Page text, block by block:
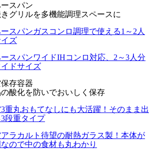
スパン
グリルを多機能調理スペースに
スパンガスコンロ調理で使える1～2人
ズ
スパンワイドIHコンロ対応、2～3人分
ドサイズ
存容器
酸化を防いでおいしく保存
重丸おもてなしにも大活躍！そのまま出
段重タイプ
ラカルト 待望の耐熱ガラス製！本体が
ので中の食材も丸わかり